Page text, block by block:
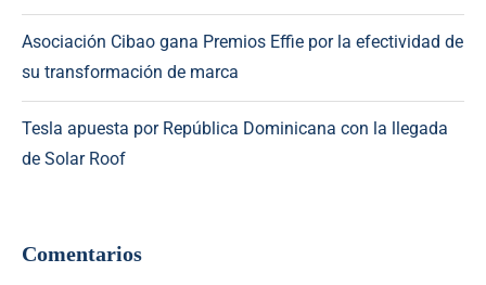
Asociación Cibao gana Premios Effie por la efectividad de
su transformación de marca
Tesla apuesta por República Dominicana con la llegada
de Solar Roof
Comentarios